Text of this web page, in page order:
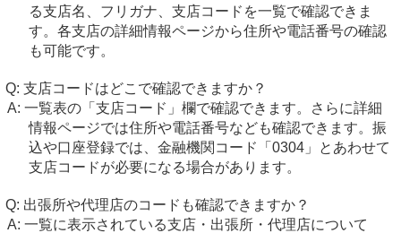
る支店名、フリガナ、支店コードを一覧で確認できま
す。各支店の詳細情報ページから住所や電話番号の確認
も可能です。
支店コードはどこで確認できますか？
一覧表の「支店コード」欄で確認できます。さらに詳細
情報ページでは住所や電話番号なども確認できます。振
込や口座登録では、金融機関コード「0304」とあわせて
支店コードが必要になる場合があります。
出張所や代理店のコードも確認できますか？
一覧に表示されている支店・出張所・代理店について